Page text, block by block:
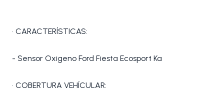
• CARACTERÍSTICAS:
- Sensor Oxigeno Ford Fiesta Ecosport Ka
• COBERTURA VEHÍCULAR: